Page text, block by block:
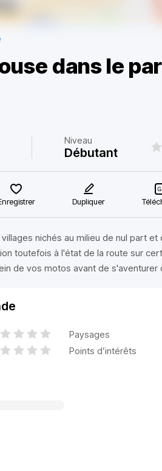
dans le
Niveau
Débutant
Dupliquer
nichés au milieu de nul part et
toutefois à l'état de la route sur
de vos motos avant de s'aventurer
Paysages
Points d’intérêts